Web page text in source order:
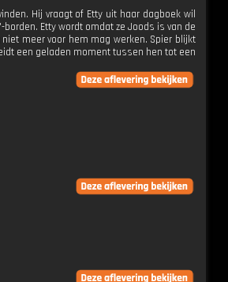
Hij vraagt of Etty uit haar dagboek wil
Etty wordt omdat ze Joods is van de
meer voor hem mag werken. Spier blijkt
een geladen moment tussen hen tot een